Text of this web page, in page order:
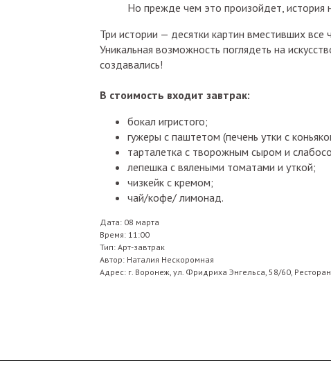
Но прежде чем это произойдет, история
Три истории — десятки картин вместивших все
Уникальная возможность поглядеть на
создавались!
В стоимость входит завтрак:
бокал игристого;
гужеры с паштетом (печень утки с
тарталетка с творожным сыром и
лепешка с вялеными томатами и уткой;
⁠чизкейк с кремом;
чай/кофе/ лимонад.
Дата: 08 марта
Время: 11:00
Тип: Арт-завтрак
Автор: Наталия Нескоромная
Адрес: г. Воронеж, ул. Фридриха Энгельса, 58/60,